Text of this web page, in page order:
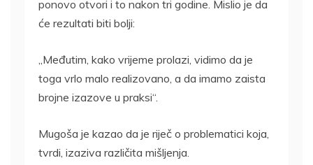
ponovo otvori i to nakon tri godine. Mislio je da
će rezultati biti bolji:
„Međutim, kako vrijeme prolazi, vidimo da je
toga vrlo malo realizovano, a da imamo zaista
brojne izazove u praksi“.
Mugoša je kazao da je riječ o problematici koja,
tvrdi, izaziva različita mišljenja.